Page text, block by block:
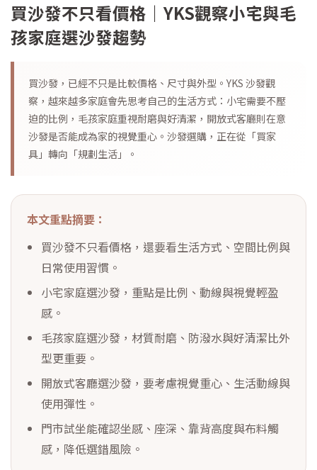
買沙發不只看價格｜YKS觀察小宅與毛
孩家庭選沙發趨勢
買沙發，已經不只是比較價格、尺寸與外型。YKS 沙發觀
察，越來越多家庭會先思考自己的生活方式：小宅需要不壓
迫的比例，毛孩家庭重視耐磨與好清潔，開放式客廳則在意
沙發是否能成為家的視覺重心。沙發選購，正在從「買家
具」轉向「規劃生活」。
本文重點摘要：
買沙發不只看價格，還要看生活方式、空間比例與
日常使用習慣。
小宅家庭選沙發，重點是比例、動線與視覺輕盈
感。
毛孩家庭選沙發，材質耐磨、防潑水與好清潔比外
型更重要。
開放式客廳選沙發，要考慮視覺重心、生活動線與
使用彈性。
門市試坐能確認坐感、座深、靠背高度與布料觸
感，降低選錯風險。